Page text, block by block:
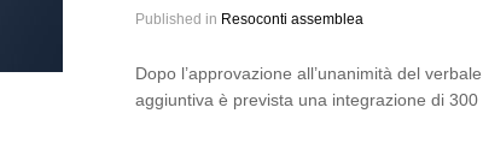
Published in Resoconti assemblea
Dopo l’approvazione all’unanimità del
aggiuntiva è prevista una integrazione di